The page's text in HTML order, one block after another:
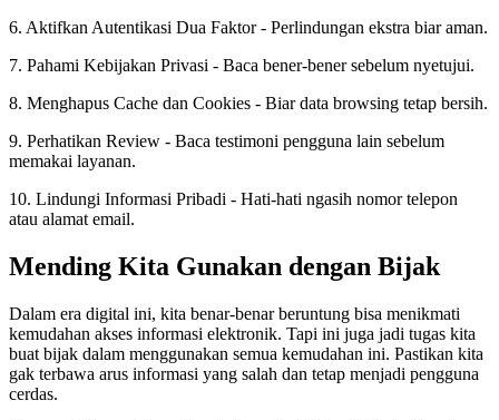
6. Aktifkan Autentikasi Dua Faktor - Perlindungan ekstra biar aman.
7. Pahami Kebijakan Privasi - Baca bener-bener sebelum nyetujui.
8. Menghapus Cache dan Cookies - Biar data browsing tetap bersih.
9. Perhatikan Review - Baca testimoni pengguna lain sebelum
memakai layanan.
10. Lindungi Informasi Pribadi - Hati-hati ngasih nomor telepon
atau alamat email.
Mending Kita Gunakan dengan Bijak
Dalam era digital ini, kita benar-benar beruntung bisa menikmati
kemudahan akses informasi elektronik. Tapi ini juga jadi tugas kita
buat bijak dalam menggunakan semua kemudahan ini. Pastikan kita
gak terbawa arus informasi yang salah dan tetap menjadi pengguna
cerdas.